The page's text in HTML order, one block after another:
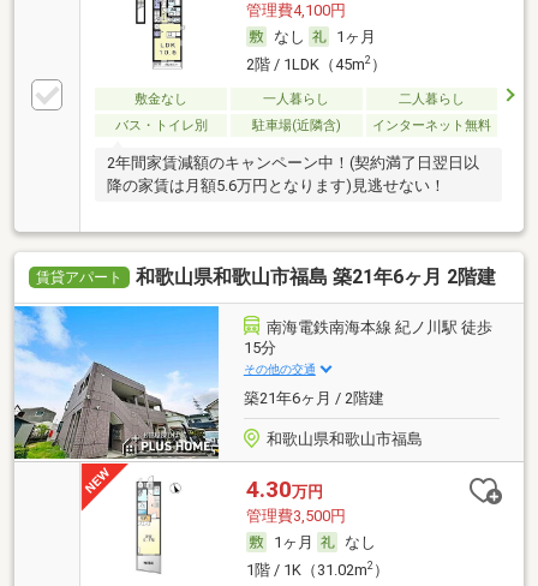
管理費4,100円
なし
1ヶ月
2階 / 1LDK（45m2）
敷金なし 一人暮らし
二人暮らし
バス・トイレ別
駐車場(近隣含) インターネット無料
2年間家賃減額のキャンペーン中！(契約満了日翌日以
降の家賃は月額5.6万円となります)見逃せない！
賃貸アパート 和歌山県和歌山市福島 築21年6ヶ月 2階建
南海電鉄南海本線 紀ノ川駅 徒歩
15分
その他の交通
築21年6ヶ月 / 2階建
和歌山県和歌山市福島
4.30万円
管理費3,500円
1ヶ月
なし
1階 / 1K（31.02m2）